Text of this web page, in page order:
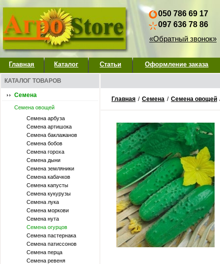
050 786 69 17
097 636 78 86
«Обратный звонок»
Главная Каталог Статьи Оформление заказа
КАТАЛОГ ТОВАРОВ
Семена
Семена овощей
Семена арбуза
Семена артишока
Семена баклажанов
Семена бобов
Семена гороха
Семена дыни
Семена земляники
Семена кабачков
Семена капусты
Семена кукурузы
Семена лука
Семена моркови
Семена нута
Семена огурцов
Семена пастернака
Семена патиссонов
Семена перца
Семена ревеня
Главная / Семена / Семена овощей